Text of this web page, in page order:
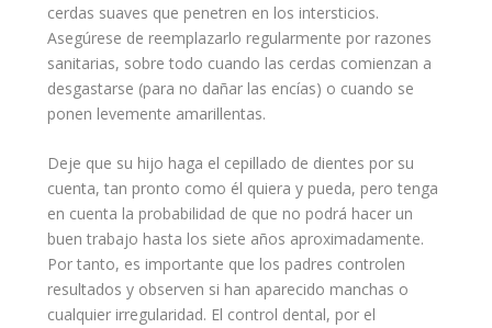
cerdas suaves que penetren en los intersticios.
Asegúrese de reemplazarlo regularmente por razones
sanitarias, sobre todo cuando las cerdas comienzan a
desgastarse (para no dañar las encías) o cuando se
ponen levemente amarillentas.
Deje que su hijo haga el cepillado de dientes por su
cuenta, tan pronto como él quiera y pueda, pero tenga
en cuenta la probabilidad de que no podrá hacer un
buen trabajo hasta los siete años aproximadamente.
Por tanto, es importante que los padres controlen
resultados y observen si han aparecido manchas o
cualquier irregularidad. El control dental, por el